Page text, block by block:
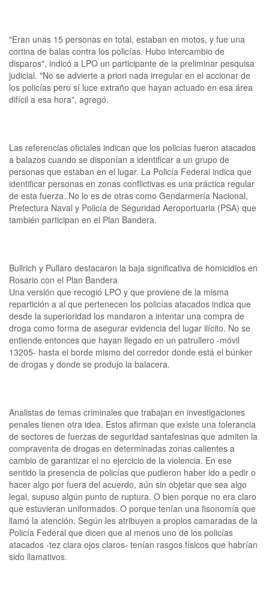
"Eran unas 15 personas en total, estaban en motos, y fue una
cortina de balas contra los policías. Hubo intercambio de
disparos", indicó a LPO un participante de la preliminar pesquisa
judicial. "No se advierte a priori nada irregular en el accionar de
los policías pero sí luce extraño que hayan actuado en esa área
difícil a esa hora", agregó.
Las referencias oficiales indican que los policías fueron atacados
a balazos cuando se disponían a identificar a un grupo de
personas que estaban en el lugar. La Policía Federal indica que
identificar personas en zonas conflictivas es una práctica regular
de esta fuerza. No lo es de otras como Gendarmería Nacional,
Prefectura Naval y Policía de Seguridad Aeroportuaria (PSA) que
también participan en el Plan Bandera.
Bullrich y Pullaro destacaron la baja significativa de homicidios en
Rosario con el Plan Bandera
Una versión que recogió LPO y que proviene de la misma
repartición a al que pertenecen los policías atacados indica que
desde la superioridad los mandaron a intentar una compra de
droga como forma de asegurar evidencia del lugar ilícito. No se
entiende entonces que hayan llegado en un patrullero -móvil
13205- hasta el borde mismo del corredor donde está el búnker
de drogas y donde se produjo la balacera.
Analistas de temas criminales que trabajan en investigaciones
penales tienen otra idea. Estos afirman que existe una tolerancia
de sectores de fuerzas de seguridad santafesinas que admiten la
compraventa de drogas en determinadas zonas calientes a
cambio de garantizar el no ejercicio de la violencia. En ese
sentido la presencia de policías que pudieron haber ido a pedir o
hacer algo por fuera del acuerdo, aún sin objetar que sea algo
legal, supuso algún punto de ruptura. O bien porque no era claro
que estuvieran uniformados. O porque tenían una fisonomía que
llamó la atención. Según les atribuyen a propios camaradas de la
Policía Federal que dicen que al menos uno de los policías
atacados -tez clara ojos claros- tenían rasgos físicos que habrían
sido llamativos.